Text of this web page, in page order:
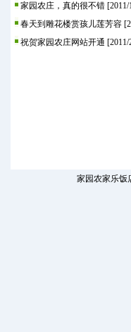
家园农庄，真的很不错[2011/
春天到雕花楼赏孩儿莲芳容
祝贺家园农庄网站开通 [2011/
家园农家乐饭